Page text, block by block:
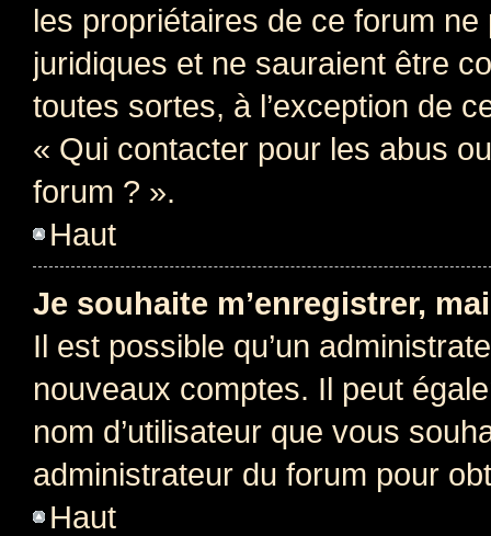
les propriétaires de ce forum
juridiques et ne sauraient être
toutes sortes, à l’exception de
« Qui contacter pour les abus
forum ? ».
Haut
Je souhaite m’enregistrer,
Il est possible qu’un
nouveaux comptes. Il peut
nom d’utilisateur que vous
administrateur du forum pour
Haut